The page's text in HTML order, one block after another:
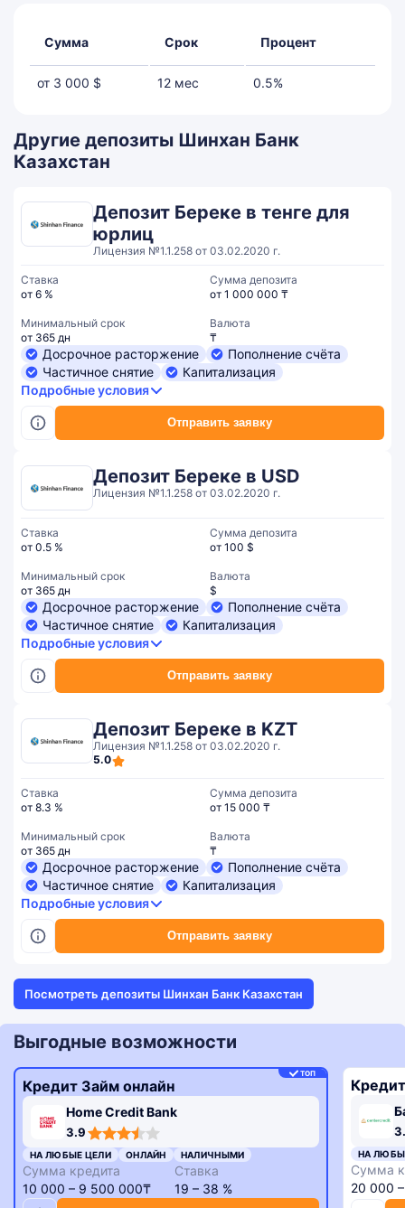
Сумма Срок Процент
от 3 000 $ 12 мес 0.5%
Другие депозиты Шинхан Банк
Казахстан
Депозит Береке в тенге для
юрлиц
Лицензия №1.1.258 от 03.02.2020 г.
Отправить заявку
Ставка
от 6 %
Сумма депозита
от 1 000 000 ₸
Минимальный срок
от 365 дн
Валюта
₸
Досрочное расторжение
Пополнение счёта
Частичное снятие
Капитализация
Подробные условия
Депозит Береке в USD
Лицензия №1.1.258 от 03.02.2020 г.
Отправить заявку
Ставка
от 0.5 %
Сумма депозита
от 100 $
Минимальный срок
от 365 дн
Валюта
$
Досрочное расторжение
Пополнение счёта
Частичное снятие
Капитализация
Подробные условия
Депозит Береке в KZT
Лицензия №1.1.258 от 03.02.2020 г.
5.0
Отправить заявку
Ставка
от 8.3 %
Сумма депозита
от 15 000 ₸
Минимальный срок
от 365 дн
Валюта
₸
Досрочное расторжение
Пополнение счёта
Частичное снятие
Капитализация
Подробные условия
Посмотреть депозиты Шинхан Банк Казахстан
Выгодные возможности
ТОП
Кредит Займ онлайн
Home Credit Bank
3.9
rating
НА ЛЮБЫЕ ЦЕЛИ ОНЛАЙН НАЛИЧНЫМИ
Сумма кредита
10 000 – 9 500 000₸
Ставка
19 – 38 %
НА
Сумма
20 000